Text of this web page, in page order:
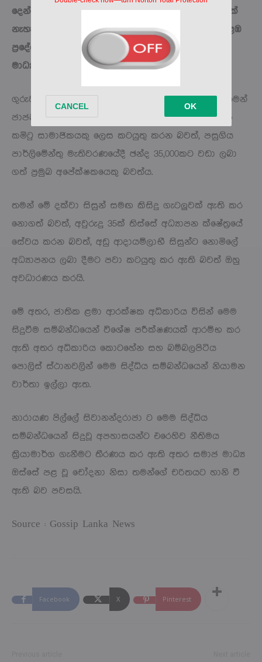
දෙන්නේ. පසුගිය දින 67ක් තිස්සේ මට කිසිදු සැනසීමක්
නැහැ. මගේ දෛනික කටයුතු අඩාල වෙලා. මාව කොළඹ
ප්‍රදේශයේ අවඥාවට ලක් වූ පුද්ගලයෙකු බවට සමාජ
මාධ්‍ය හරහා පත් කර තිබෙනවා,”ඔහු විස්තර කරයි.
ගුරුවරයා සිය පසුබිම පැහැදිලි කරමින් පවසන්නේ තමන්
ජාජබ කොළඹ දිස්ත්‍රික් සංවිධායකවරයා සහ විධායක
කමිටු සාමාජිකයකු ලෙස කටයුතු කරන බවත්, පසුගිය
පාර්ලිමේන්තු මැතිවරණයේදී ඡන්ද 35,000කට වඩා ලබා
ගත් ප්‍රමුඛ අපේක්ෂකයෙකු බවත්ය.
තමන් මේ දක්වා සිසුන් සමඟ කිසිදු ගැටලුවක් ඇති කර
නොගත් බවත්, අවුරුදු 35ක් තිස්සේ අධ්‍යාපන ක්ෂේත්‍රයේ
සේවය කරන බවත්, අඩු ආදායම්ලාභී සිසුන්ට නොමිලේ
අධ්‍යාපනය ලබා දීමට පවා කටයුතු කර ඇති බවත් ඔහු
අවධාරණය කරයි.
මේ අතර, ජාතික ළමා ආරක්ෂක අධිකාරිය විසින් මෙම
සිදුවීම සම්බන්ධයෙන් විශේෂ පරීක්ෂණයක් ආරම්භ කර
ඇති අතර අධිකාරිය කොටහේන සහ බම්බලපිටිය
පොලිස් ස්ථානවලින් මෙම සිද්ධිය සම්බන්ධයෙන් නියාමන
වාර්තා ඉල්ලා ඇත.
නාරායණ පිල්ලේ සිවානන්දරාජා ට මෙම සිද්ධිය
සම්බන්ධයෙන් සිදුවූ අපහාසයන්ට එරෙහිව නීතිමය
ක්‍රියාමාර්ග ගැනීමට තීරණය කර ඇති අතර සමාජ මාධ්‍ය
ඔස්සේ පළ වූ චෝදනා නිසා තමන්ගේ චරිතයට හානි වී
ඇති බව පවසයි.
Source : Gossip Lanka News
Facebook X Pinterest